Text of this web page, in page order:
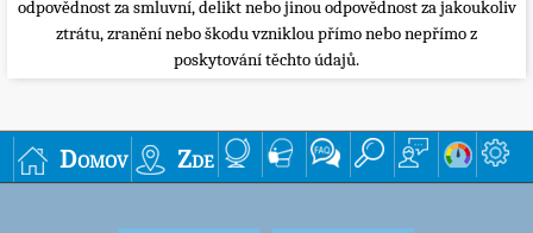
odpovědnost za smluvní, delikt nebo jinou odpovědnost za jakoukoliv
ztrátu, zranění nebo škodu vzniklou přímo nebo nepřímo z
poskytování těchto údajů.
Domov Zde